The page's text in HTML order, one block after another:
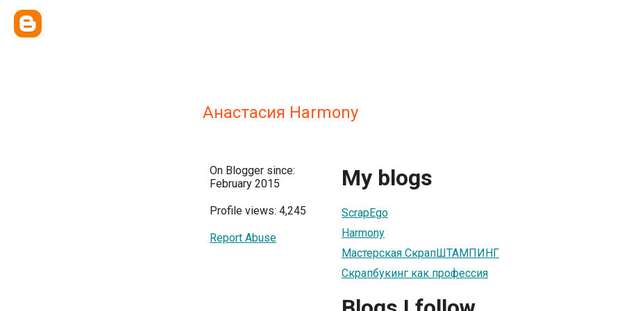
Анастасия Harmony
On Blogger since:
February 2015
Profile views: 4,245
Report Abuse
My blogs
ScrapEgo
Harmony
Мастерская СкрапШТАМПИНГ
Скрапбукинг как профессия